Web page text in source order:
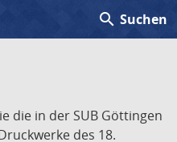
search Suchen
die in der SUB Göttingen
des 18.